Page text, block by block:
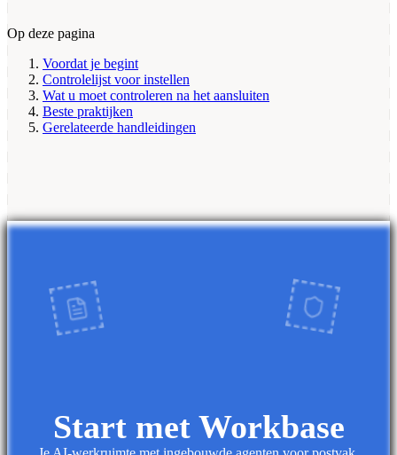
Op deze pagina
Voordat je begint
Controlelijst voor instellen
Wat u moet controleren na het aansluiten
Beste praktijken
Gerelateerde handleidingen
Start met Workbase